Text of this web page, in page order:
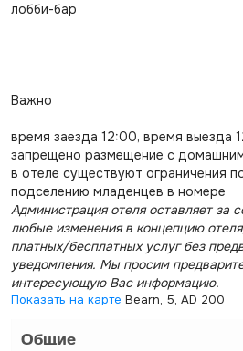
лобби-бар
Важно
время заезда 12:00, время выезда
запрещено размещение с
в отеле существуют ограничения
подселению младенцев в номере
Администрация отеля оставляет за
любые изменения в концепцию
платных/бесплатных услуг без
уведомления. Мы просим
интересующую Вас информацию.
Показать на карте Bearn, 5, AD 200
Общие